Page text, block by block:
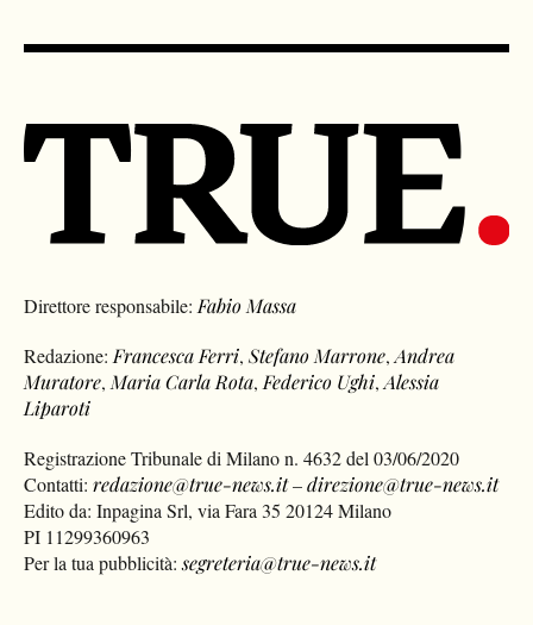
Direttore responsabile:Fabio Massa
Redazione:Francesca Ferri,Stefano Marrone,Andrea
Muratore,Maria Carla Rota,Federico Ughi,Alessia
Liparoti
Registrazione Tribunale di Milano n. 4632 del 03/06/2020
Contatti:redazione@true-news.it–direzione@true-news.it
Edito da: Inpagina Srl, via Fara 35 20124 Milano
PI 11299360963
Per la tua pubblicità:segreteria@true-news.it